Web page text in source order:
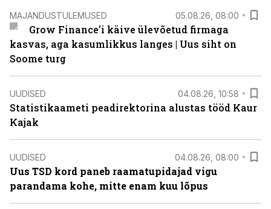
MAJANDUSTULEMUSED 05.08.26, 08:00
Grow Finance’i käive ülevõetud firmaga
kasvas, aga kasumlikkus langes | Uus siht on
Soome turg
UUDISED 04.08.26, 10:58
Statistikaameti peadirektorina alustas tööd Kaur
Kajak
UUDISED 04.08.26, 08:00
Uus TSD kord paneb raamatupidajad vigu
parandama kohe, mitte enam kuu lõpus